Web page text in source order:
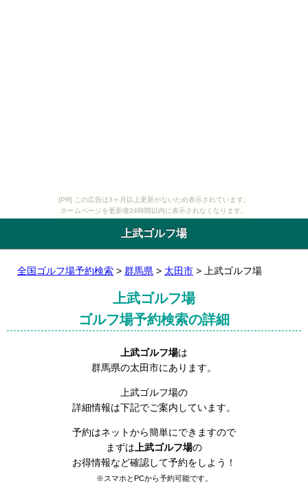
[PR] この広告は3ヶ月以上更新がないため表示されています。
ホームページを更新後24時間以内に表示されなくなります。
上武ゴルフ場
全国ゴルフ場予約検索 > 群馬県 > 太田市 > 上武ゴルフ場
上武ゴルフ場
ゴルフ場予約検索の詳細
上武ゴルフ場は
群馬県の太田市にあります。
上武ゴルフ場の
詳細情報は下記でご案内しています。
予約はネットから簡単にできますので
まずは 上武ゴルフ場の
お得情報など確認して予約をしよう！
※スマホとPCから予約可能です。